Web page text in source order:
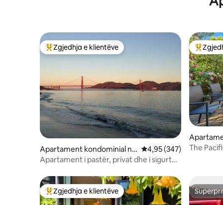
Më të mirat e zgjedhjeve të klientëve
Zgjedhja e klientëve
Apartament kondominial në
Cow Hollow
Vlerësimi mesatar 4,95
4,95 (347)
Apartament i pastër, privat dhe i sigurt
Më të
Lartësitë
The
Më të mirat e zgjedhjeve të klientëve
Zgjedhja e klientëve